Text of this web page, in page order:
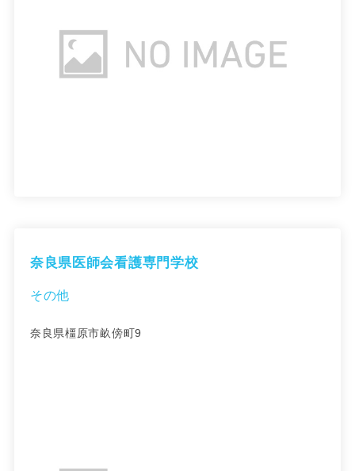
奈良県医師会看護専門学校
その他
奈良県橿原市畝傍町9